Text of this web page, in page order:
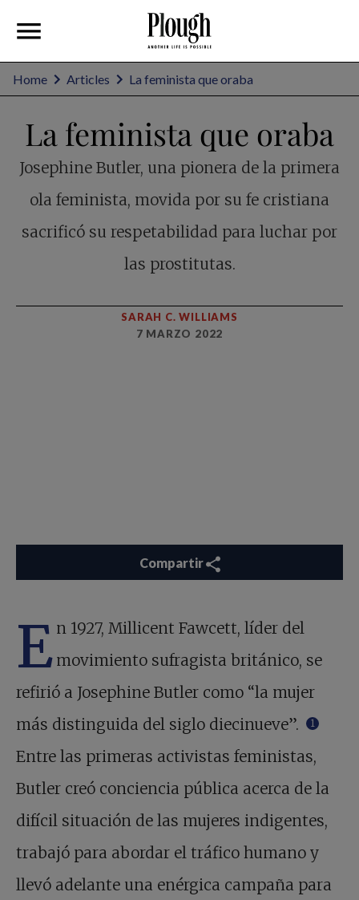
Home Articles La feminista que oraba
La feminista que oraba
Josephine Butler, una pionera de la primera
ola feminista, movida por su fe cristiana
sacrificó su respetabilidad para luchar por
las prostitutas.
SARAH C. WILLIAMS
7 MARZO 2022
Compartir
E n 1927, Millicent Fawcett, líder del
movimiento sufragista británico, se
refirió a Josephine Butler como “la mujer
más distinguida del siglo diecinueve”.
1
Entre las primeras activistas feministas,
Butler creó conciencia pública acerca de la
difícil situación de las mujeres indigentes,
trabajó para abordar el tráfico humano y
llevó adelante una enérgica campaña para